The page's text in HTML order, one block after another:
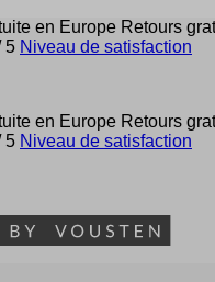
en Europe Retours
5 Niveau de satisfaction
en Europe Retours
5 Niveau de satisfaction